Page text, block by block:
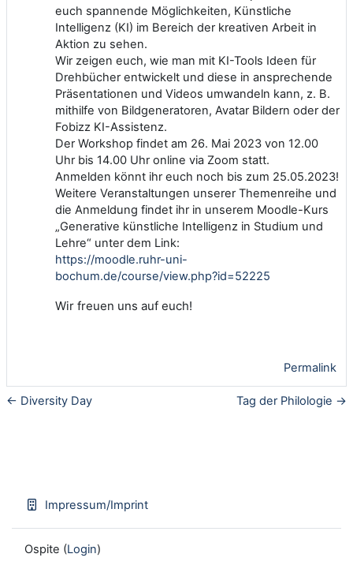
euch spannende Möglichkeiten, Künstliche
Intelligenz (KI) im Bereich der kreativen Arbeit in
Aktion zu sehen.
Wir zeigen euch, wie man mit KI-Tools Ideen für
Drehbücher entwickelt und diese in ansprechende
Präsentationen und Videos umwandeln kann, z. B.
mithilfe von Bildgeneratoren, Avatar Bildern oder der
Fobizz KI-Assistenz.
Der Workshop findet am 26. Mai 2023 von 12.00
Uhr bis 14.00 Uhr online via Zoom statt.
Anmelden könnt ihr euch noch bis zum 25.05.2023!
Weitere Veranstaltungen unserer Themenreihe und
die Anmeldung findet ihr in unserem Moodle-Kurs
„Generative künstliche Intelligenz in Studium und
Lehre“ unter dem Link:
https://moodle.ruhr-uni-
bochum.de/course/view.php?id=52225
Wir freuen uns auf euch!
Permalink
← Diversity Day Tag der Philologie →
Impressum/Imprint
Ospite (Login)